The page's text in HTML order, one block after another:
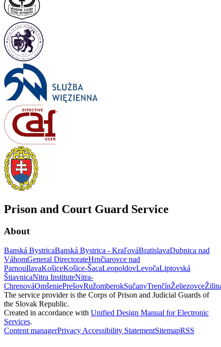
Prison and Court Guard Service
About
Banská BystricaBanská Bystrica - KraľováBratislavaDubnica nad
VáhomGeneral DirectorateHrnčiarovce nad
ParnouIlavaKošiceKošice-ŠacaLeopoldovLevočaLiptovská
ŠtiavnicaNitra InstituteNitra-
ChrenováOmšeniePrešovRužomberokSučanyTrenčínŽeliezovce
The service provider is the Corps of Prison and Judicial Guards of
the Slovak Republic.
Created in accordance with Unified Design Manual for Electronic
Services.
Content managerPrivacy Accessibility StatementSitemapRSS